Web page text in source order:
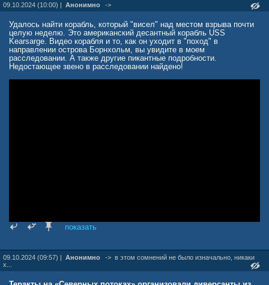
finance.mail.ru/2025-06-24/sud-lincha-pomozhet-li-smena-vladelca-
reanimirovat-gazoprovod-severnyj-potok-2-66691916/
aif.ru/money/economy/wsj-amerikanskiy-investor-reshil-kupit-severnyy-
09.10.2024 (10:00) | Анонимно ->
Удалось найти корабль, который "висел" над местом взрыва почти
целую неделю. Это американский десантный корабль USS
Kearsarge. Видео корабля и то, как он уходит в "поход" в
направлении острова Борнхольм, вы увидите в моем
расследовании. А также другие пикантные подробности.
Недостающее звено в расследовании найдено!
показать
09.10.2024 (09:57) | Анонимно -> в этом сомнений не было изначально, никаки
х...